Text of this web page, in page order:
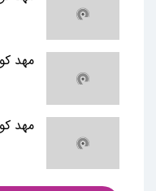
مهد
مهد